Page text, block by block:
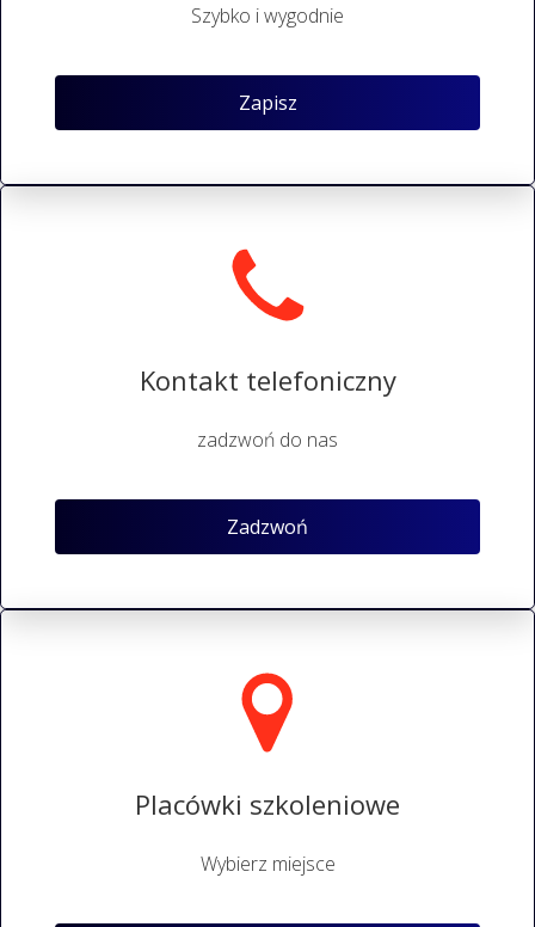
Szybko i wygodnie
Zapisz
Kontakt telefoniczny
zadzwoń do nas
Zadzwoń
Placówki szkoleniowe
Wybierz miejsce